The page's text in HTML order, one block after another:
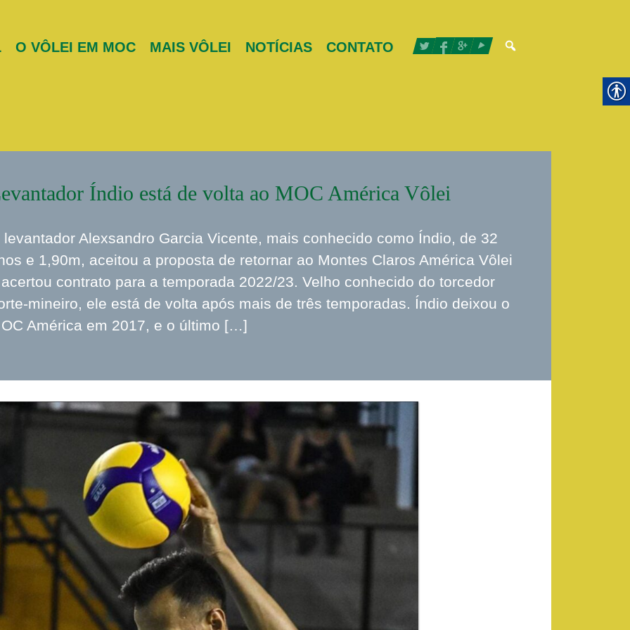
O VÔLEI EM MOC MAIS VÔLEI NOTÍCIAS CONTATO
Índio está de volta ao MOC América Vôlei
levantador Alexsandro Garcia Vicente, mais conhecido como Índio, de 32
e 1,90m, aceitou a proposta de retornar ao Montes Claros América Vôlei
contrato para a temporada 2022/23. Velho conhecido do torcedor
mineiro, ele está de volta após mais de três temporadas. Índio deixou o
América em 2017, e o último […]